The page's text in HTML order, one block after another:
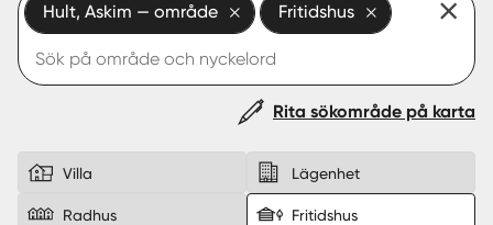
Start
Logga in
Hult, Askim — område Fritidshus
Rita sökområde på karta
Villa Lägenhet
Radhus Fritidshus